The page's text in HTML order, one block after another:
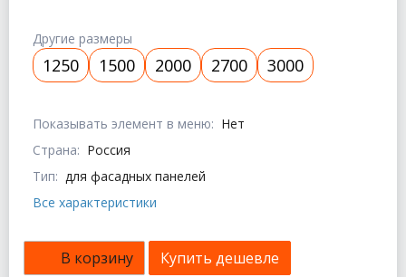
Показывать элемент в меню: Нет
Страна: Россия
Тип: для фасадных панелей
Все характеристики
Другие размеры
1250 1500 2000 2700 3000
В корзину Купить дешевле